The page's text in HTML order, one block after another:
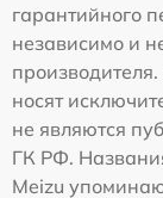
гарантийного
независимо и
носят
не являются
ГК РФ.
Meizu